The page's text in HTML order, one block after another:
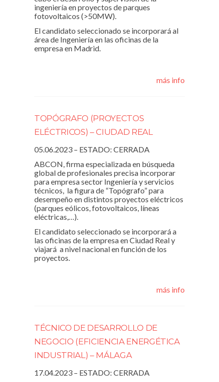
ingeniería en proyectos de parques
fotovoltaicos (>50MW).
El candidato seleccionado se incorporará al
área de Ingeniería en las oficinas de la
empresa en Madrid.
más info
TOPÓGRAFO (PROYECTOS
ELÉCTRICOS) – CIUDAD REAL
05.06.2023 – ESTADO: CERRADA
ABCON, firma especializada en búsqueda
global de profesionales precisa incorporar
para empresa sector Ingeniería y servicios
técnicos, la figura de “Topógrafo” para
desempeño en distintos proyectos eléctricos
(parques eólicos, fotovoltaicos, líneas
eléctricas,…).
El candidato seleccionado se incorporará a
las oficinas de la empresa en Ciudad Real y
viajará a nivel nacional en función de los
proyectos.
más info
TÉCNICO DE DESARROLLO DE
NEGOCIO (EFICIENCIA ENERGÉTICA
INDUSTRIAL) – MÁLAGA
17.04.2023 – ESTADO: CERRADA